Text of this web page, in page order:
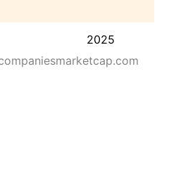
2025